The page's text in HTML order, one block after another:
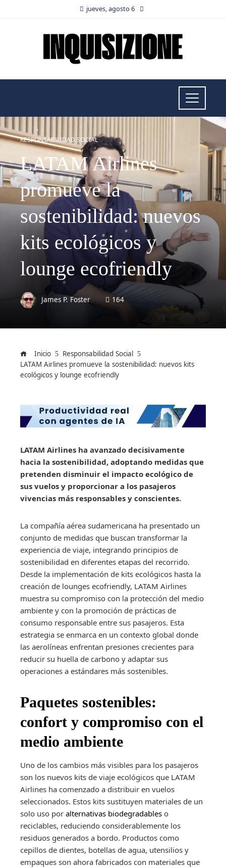
jueves, agosto 6
RESPONSABILIDAD SOCIAL
LATAM Airlines
promueve la
sostenibilidad: nuevos
kits ecológicos y
lounge ecofriendly
James P. Foster 164
Inicio
Responsabilidad Social
LATAM Airlines promueve la sostenibilidad: nuevos kits
ecológicos y lounge ecofriendly
LATAM Airlines ha avanzado decisivamente
hacia la sostenibilidad, adoptando medidas que
pretenden disminuir el impacto ecológico de
sus vuelos y proporcionar a los pasajeros
vivencias más responsables y conscientes.
La compañía aérea sudamericana ha presentado un
conjunto de medidas que buscan transformar la
experiencia de viaje, integrando principios de
sostenibilidad en diferentes etapas del recorrido.
Desde la implementación de kits ecológicos hasta la
creación de lounges ecofriendly, LATAM Airlines
muestra su compromiso con la protección del medio
ambiente y con la promoción de prácticas de
consumo responsable entre sus pasajeros. Esta
estrategia se enmarca en un contexto global donde
las aerolíneas enfrentan presiones crecientes para
reducir su huella de carbono y adaptar sus
operaciones a estándares más sostenibles.
Paquetes sostenibles:
confort y compromiso con el
medio ambiente
Uno de los cambios más visibles para los pasajeros
son los nuevos kits de viaje ecológicos que LATAM
Airlines ha comenzado a distribuir en vuelos
seleccionados. Estos kits sustituyen materiales de un
solo uso por alternativas biodegradables o
reciclables, reduciendo considerablemente los
residuos generados a bordo. Productos como
cepillos de dientes, botellas de agua, utensilios y
empaques son ahora fabricados con materiales que